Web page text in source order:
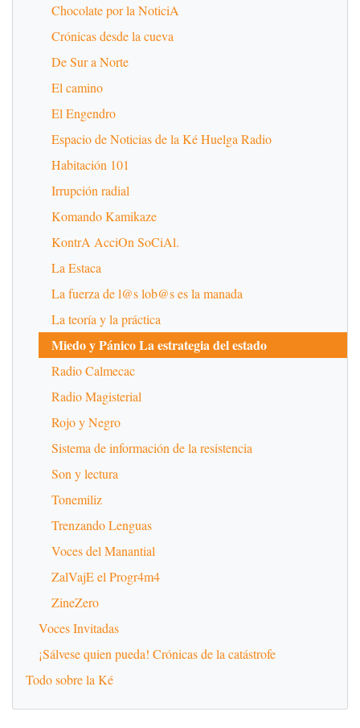
Chocolate por la NoticiA
Crónicas desde la cueva
De Sur a Norte
El camino
El Engendro
Espacio de Noticias de la Ké Huelga Radio
Habitación 101
Irrupción radial
Komando Kamikaze
KontrA AcciOn SoCiAl.
La Estaca
La fuerza de l@s lob@s es la manada
La teoría y la práctica
Miedo y Pánico La estrategia del estado
Radio Calmecac
Radio Magisterial
Rojo y Negro
Sistema de información de la resistencia
Son y lectura
Tonemiliz
Trenzando Lenguas
Voces del Manantial
ZalVajE el Progr4m4
ZineZero
Voces Invitadas
¡Sálvese quien pueda! Crónicas de la catástrofe
Todo sobre la Ké